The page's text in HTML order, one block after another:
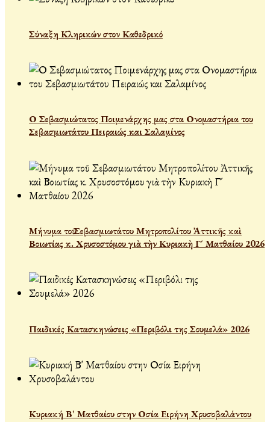
Σύναξη Κληρικών στον Καθεδρικό
Ο Σεβασμιώτατος Ποιμενάρχης μας στα Ονομαστήρια του
Σεβασμιωτάτου Πειραιώς και Σαλαμίνος
Μήνυμα τοῦ Σεβασμιωτάτου Μητροπολίτου Ἀττικῆς καὶ
Βοιωτίας κ. Χρυσοστόμου γιὰ τὴν Κυριακὴ Γ´ Ματθαίου 2026
Παιδικές Κατασκηνώσεις «Περιβόλι της Σουμελά» 2026
Κυριακή Β' Ματθαίου στην Οσία Ειρήνη Χρυσοβαλάντου